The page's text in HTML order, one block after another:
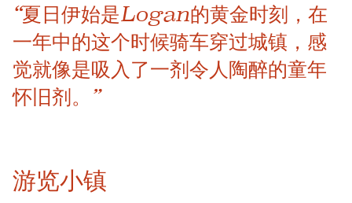
“夏日伊始是Logan的黄金时刻，在
一年中的这个时候骑车穿过城镇，感
觉就像是吸入了一剂令人陶醉的童年
怀旧剂。”
游览小镇